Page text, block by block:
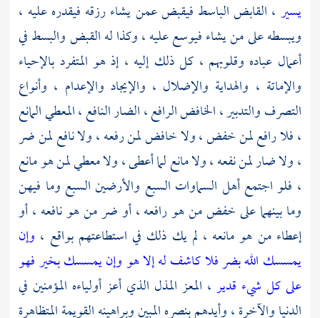
يسير ، القابض الباسط فيقبض عمن يشاء رزقه فيقدره عليه ،
ويبسطه على من يشاء فيوسع عليه ، وكذا له القبض والبسط في
أعمال عباده وقلوبهم ، كل ذلك إليه ، إذ هو المتفرد بالإحياء
والإماتة ، والهداية والإضلال ، والإيجاد والإعدام ، وأنواع
التصرف والتدبير ، الخافض الرافع ، الضار النافع ، المعطي المانع
، فلا رافع لمن خفض ، ولا خافض لمن رفعه ، ولا نافع لمن ضر
، ولا ضار لمن نفعه ، ولا مانع لما أعطى ، ولا معطي لمن هو مانع
، فلو اجتمع أهل السماوات السبع والأرضين السبع وما فيهن
وما بينهما على خفض من هو رافعه ، أو ضر من هو نافعه ، أو
إعطاء من هو مانعه ، لم يك ذلك في استطاعتهم بواقع ، وإن
يمسسك الله بضر فلا كاشف له إلا هو وإن يمسسك بخير فهو
على كل شيء قدير ، المعز المذل الذي أعز أولياءه المؤمنين في
الدنيا والآخرة ، وأيدهم بنصره المبين وبراهينه القويمة المتظاهرة